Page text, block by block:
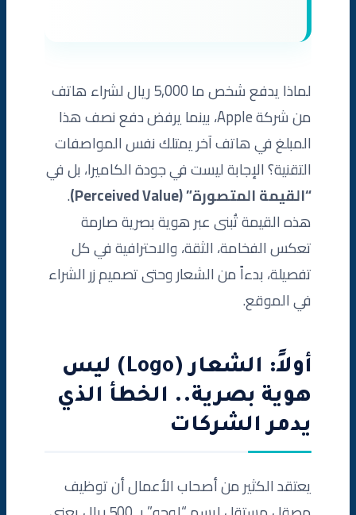
لماذا يدفع شخص ما 5,000 ريال لشراء هاتف
من شركة Apple، بينما يرفض دفع نصف هذا
المبلغ في هاتف آخر يمتلك نفس المواصفات
التقنية؟ الإجابة ليست في جودة الكاميرا، بل في
“القيمة المتصورة” (Perceived Value)
.
هذه القيمة تُبنى عبر هوية بصرية صارمة
تعكس الفخامة، الثقة، والاحترافية في كل
تفصيلة، بدءاً من الشعار وحتى تصميم زر الشراء
في الموقع.
أولاً: الشعار (Logo) ليس
هوية بصرية.. الخطأ الذي
يدمر الشركات
يعتقد الكثير من أصحاب الأعمال أن توظيف